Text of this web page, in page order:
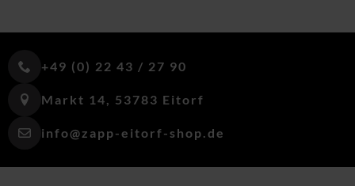
+49 (0) 22 43 / 27 90
Markt 14, 53783 Eitorf
info@zapp-eitorf-shop.de